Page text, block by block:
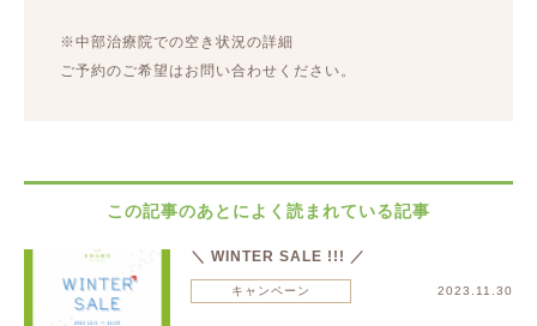
※中部治療院での空き状況の詳細
ご予約のご希望はお問い合わせください。
この記事のあとによく読まれている記事
＼ WINTER SALE !!! ／
キャンペーン 2023.11.30